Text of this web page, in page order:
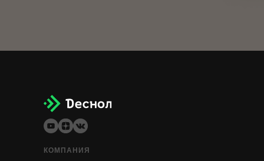
КОМПАНИЯ